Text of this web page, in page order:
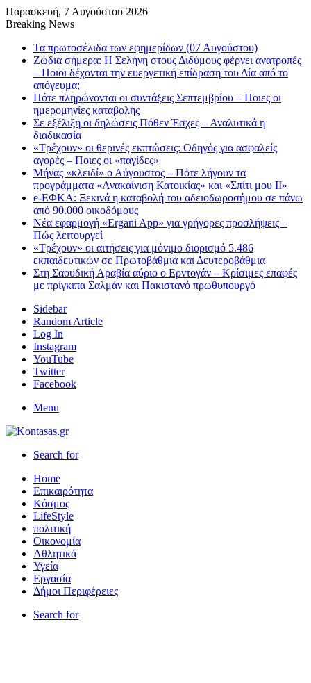
Παρασκευή, 7 Αυγούστου 2026
Breaking News
Τα πρωτοσέλιδα των εφημερίδων (07 Αυγούστου)
Ζώδια σήμερα: Η Σελήνη στους Διδύμους φέρνει ανατροπές
– Ποιοι δέχονται την ευεργετική επίδραση του Δία από το
απόγευμα;
Πότε πληρώνονται οι συντάξεις Σεπτεμβρίου – Ποιες οι
ημερομηνίες καταβολής
Σε εξέλιξη οι δηλώσεις Πόθεν Έσχες – Αναλυτικά η
διαδικασία
«Τρέχουν» οι θερινές εκπτώσεις: Οδηγός για ασφαλείς
αγορές – Ποιες οι «παγίδες»
Μήνας «κλειδί» ο Αύγουστος – Πότε λήγουν τα
προγράμματα «Ανακαίνιση Κατοικίας» και «Σπίτι μου ΙΙ»
e-ΕΦΚΑ: Ξεκινά η καταβολή του αδειοδωροσήμου σε πάνω
από 90.000 οικοδόμους
Νέα εφαρμογή «Ergani App» για γρήγορες προσλήψεις –
Πώς λειτουργεί
«Τρέχουν» οι αιτήσεις για μόνιμο διορισμό 5.486
εκπαιδευτικών σε Πρωτοβάθμια και Δευτεροβάθμια
Στη Σαουδική Αραβία αύριο ο Ερντογάν – Κρίσιμες επαφές
με πρίγκιπα Σαλμάν και Πακιστανό πρωθυπουργό
Sidebar
Random Article
Log In
Instagram
YouTube
Twitter
Facebook
Menu
Search for
Home
Επικαιρότητα
Κόσμος
LifeStyle
πολιτική
Οικονομία
Αθλητικά
Υγεία
Εργασία
Δήμοι Περιφέρειες
Search for